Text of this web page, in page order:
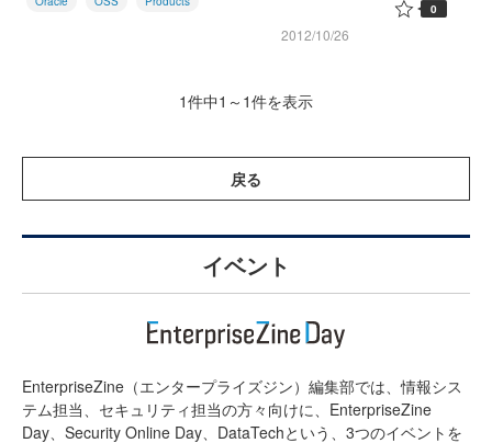
2012/10/26
0
1件中1～1件を表示
戻る
イベント
EnterpriseZine（エンタープライズジン）編集部では、情報シス
テム担当、セキュリティ担当の方々向けに、EnterpriseZine
Day、Security Online Day、DataTechという、3つのイベントを